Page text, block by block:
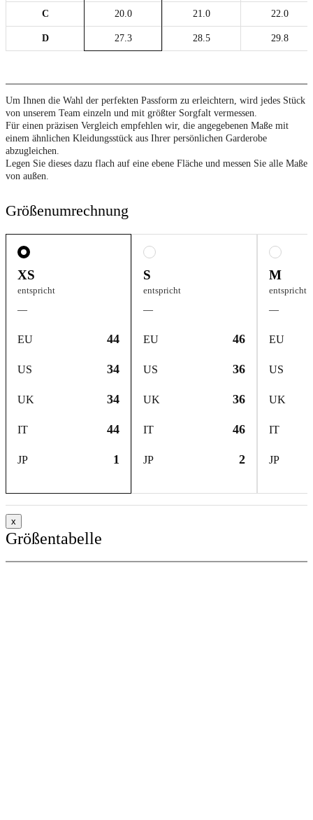
C 20.0 21.0 22.0
D 27.3 28.5 29.8
Um Ihnen die Wahl der perfekten Passform zu erleichtern, wird jedes Stück
von unserem Team einzeln und mit größter Sorgfalt vermessen.
Für einen präzisen Vergleich empfehlen wir, die angegebenen Maße mit
einem ähnlichen Kleidungsstück aus Ihrer persönlichen Garderobe
abzugleichen.
Legen Sie dieses dazu flach auf eine ebene Fläche und messen Sie alle Maße
von außen.
Größenumrechnung
XS
entspricht
—
EU 44
US 34
UK 34
IT 44
JP 1
S
entspricht
—
EU 46
US 36
UK 36
IT 46
JP 2
M
entspricht
—
EU
US
UK
IT
JP
x
Größentabelle